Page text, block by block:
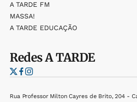
A TARDE FM
MASSA!
A TARDE EDUCAÇÃO
RedesA TARDE
Rua Professor Milton Cayres de Brito, 204 -